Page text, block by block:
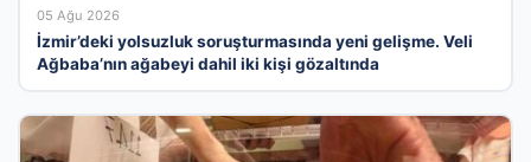
05 Ağu 2026
İzmir’deki yolsuzluk soruşturmasında yeni gelişme. Veli
Ağbaba’nın ağabeyi dahil iki kişi gözaltında